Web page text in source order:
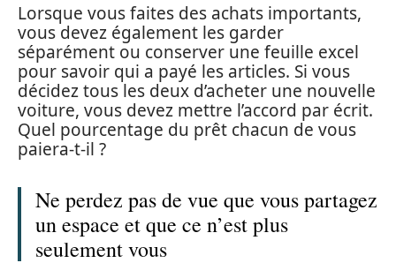
Lorsque vous faites des achats importants,
vous devez également les garder
séparément ou conserver une feuille excel
pour savoir qui a payé les articles. Si vous
décidez tous les deux d’acheter une nouvelle
voiture, vous devez mettre l’accord par écrit.
Quel pourcentage du prêt chacun de vous
paiera-t-il ?
Ne perdez pas de vue que vous partagez
un espace et que ce n’est plus
seulement vous